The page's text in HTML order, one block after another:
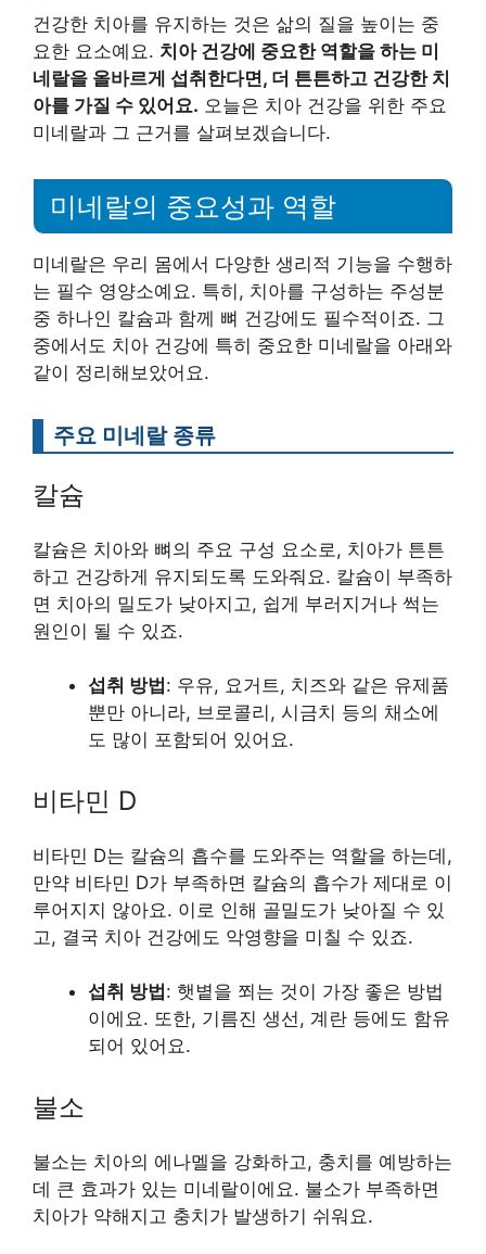
건강한 치아를 유지하는 것은 삶의 질을 높이는 중
요한 요소예요. 치아 건강에 중요한 역할을 하는 미
네랄을 올바르게 섭취한다면, 더 튼튼하고 건강한 치
아를 가질 수 있어요. 오늘은 치아 건강을 위한 주요
미네랄과 그 근거를 살펴보겠습니다.
미네랄의 중요성과 역할
미네랄은 우리 몸에서 다양한 생리적 기능을 수행하
는 필수 영양소예요. 특히, 치아를 구성하는 주성분
중 하나인 칼슘과 함께 뼈 건강에도 필수적이죠. 그
중에서도 치아 건강에 특히 중요한 미네랄을 아래와
같이 정리해보았어요.
주요 미네랄 종류
칼슘
칼슘은 치아와 뼈의 주요 구성 요소로, 치아가 튼튼
하고 건강하게 유지되도록 도와줘요. 칼슘이 부족하
면 치아의 밀도가 낮아지고, 쉽게 부러지거나 썩는
원인이 될 수 있죠.
섭취 방법 : 우유, 요거트, 치즈와 같은 유제품
뿐만 아니라, 브로콜리, 시금치 등의 채소에
도 많이 포함되어 있어요.
비타민 D
비타민 D는 칼슘의 흡수를 도와주는 역할을 하는데,
만약 비타민 D가 부족하면 칼슘의 흡수가 제대로 이
루어지지 않아요. 이로 인해 골밀도가 낮아질 수 있
고, 결국 치아 건강에도 악영향을 미칠 수 있죠.
섭취 방법 : 햇볕을 쬐는 것이 가장 좋은 방법
이에요. 또한, 기름진 생선, 계란 등에도 함유
되어 있어요.
불소
불소는 치아의 에나멜을 강화하고, 충치를 예방하는
데 큰 효과가 있는 미네랄이에요. 불소가 부족하면
치아가 약해지고 충치가 발생하기 쉬워요.